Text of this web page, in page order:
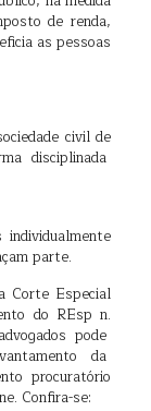
de renda,
as pessoas
civil de
disciplinada
parte.
Corte Especial
do REsp n.
pode
da
procuratório
Confira-se: